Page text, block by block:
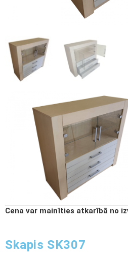
Cena var mainīties atkarībā no
Skapis SK307